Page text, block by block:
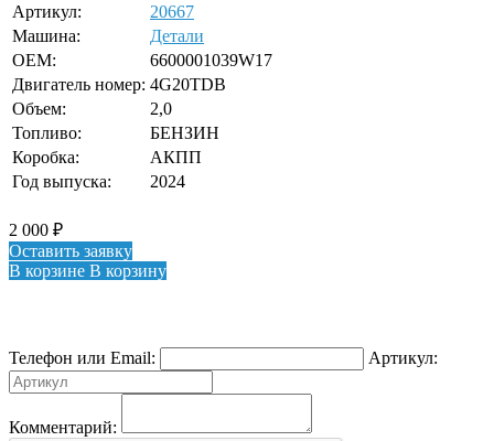
Артикул:
20667
Машина:
Детали
OEM:
6600001039W17
Двигатель номер: 4G20TDB
Объем:
2,0
Топливо:
БЕНЗИН
Коробка:
АКПП
Год выпуска:
2024
2 000 ₽
Оставить заявку
В корзине В корзину
Телефон или Email: Артикул:
Комментарий: